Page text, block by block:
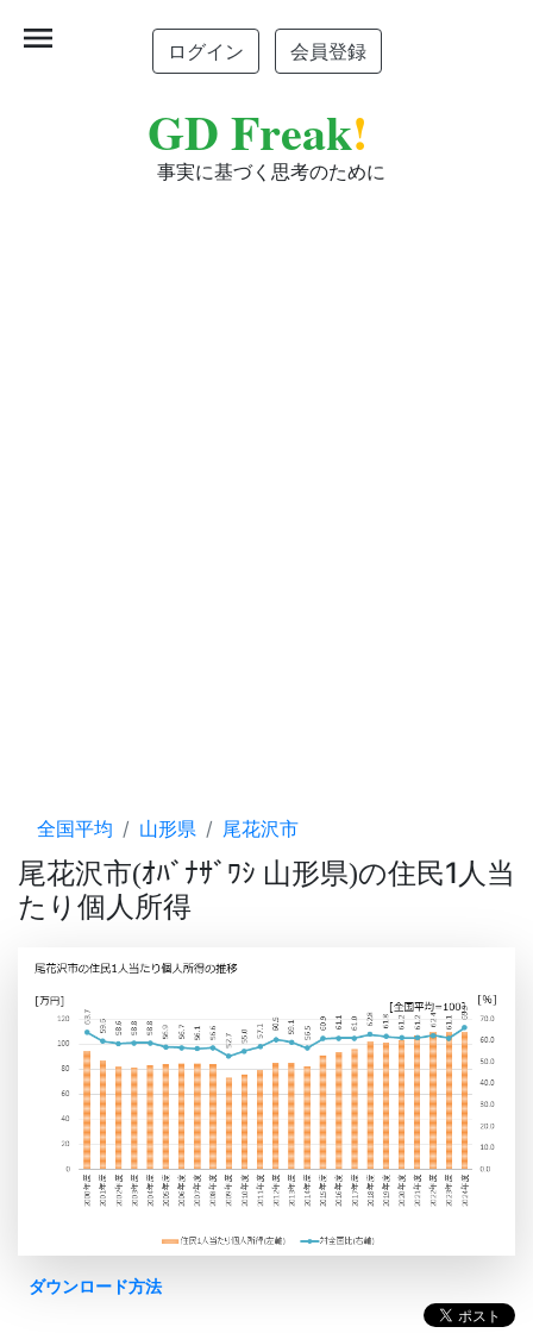
ログイン 会員登録
GD Freak!
事実に基づく思考のために
menu
全国平均 山形県 尾花沢市
尾花沢市(ｵﾊﾞﾅｻﾞﾜｼ 山形県)の住民1人当
たり個人所得
ダウンロード方法